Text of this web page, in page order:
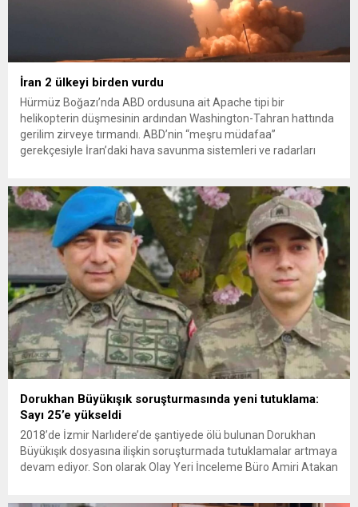
İran 2 ülkeyi birden vurdu
Hürmüz Boğazı’nda ABD ordusuna ait Apache tipi bir
helikopterin düşmesinin ardından Washington-Tahran hattında
gerilim zirveye tırmandı. ABD’nin “meşru müdafaa”
gerekçesiyle İran’daki hava savunma sistemleri ve radarları
yeni bir ABD saldırısına anında yanıt verileceğini duyurdu....
Dorukhan Büyükışık soruşturmasında yeni tutuklama:
Sayı 25’e yükseldi
2018’de İzmir Narlıdere’de şantiyede ölü bulunan Dorukhan
Büyükışık dosyasına ilişkin soruşturmada tutuklamalar artmaya
devam ediyor. Son olarak Olay Yeri İnceleme Büro Amiri Atakan